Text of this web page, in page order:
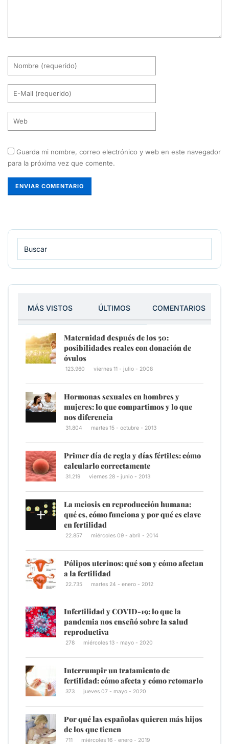
Guarda mi nombre, correo electrónico y web en este navegador
para la próxima vez que comente.
MÁS VISTOS ÚLTIMOS COMENTARIOS
Maternidad después de los 50:
posibilidades reales con donación de
óvulos
123.960 viernes 11 - julio - 2008
Hormonas sexuales en hombres y
mujeres: lo que compartimos y lo que
nos diferencia
31.804 martes 15 - octubre - 2013
Primer día de regla y días fértiles: cómo
calcularlo correctamente
31.219 viernes 28 - junio - 2013
La meiosis en reproducción humana:
qué es, cómo funciona y por qué es clave
en fertilidad
22.857 miércoles 09 - abril - 2014
Pólipos uterinos: qué son y cómo afectan
a la fertilidad
22.735 martes 24 - enero - 2012
Infertilidad y COVID-19: lo que la
pandemia nos enseñó sobre la salud
reproductiva
278 miércoles 13 - mayo - 2020
Interrumpir un tratamiento de
fertilidad: cómo afecta y cómo retomarlo
373 jueves 07 - mayo - 2020
Por qué las españolas quieren más hijos
de los que tienen
711 miércoles 16 - enero - 2019